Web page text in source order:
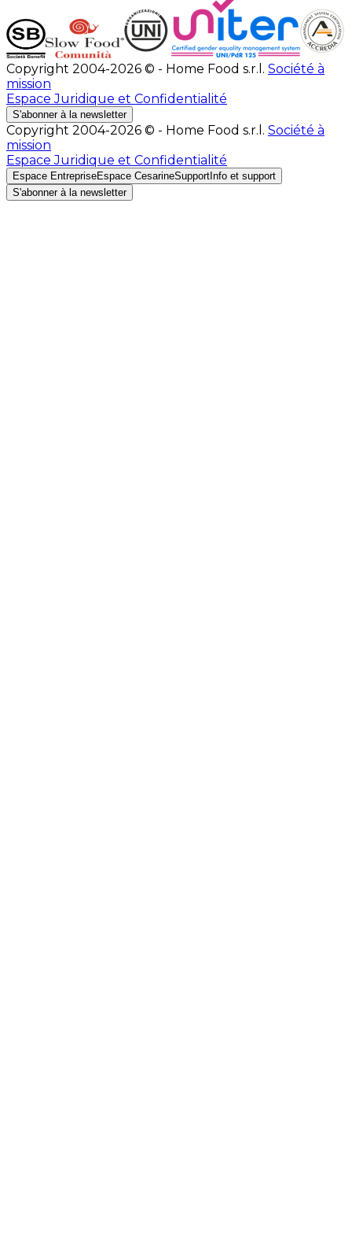
Copyright 2004-2026 © - Home Food s.r.l. Société à
mission
Espace Juridique et Confidentialité
S'abonner à la newsletter
Copyright 2004-2026 © - Home Food s.r.l. Société à
mission
Espace Juridique et Confidentialité
Espace EntrepriseEspace CesarineSupport Info et support
S'abonner à la newsletter